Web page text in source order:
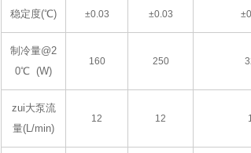
稳定度(℃) ±0.03 ±0.03
制冷量@2
0℃ (W)
160 250
zui大泵流
量(L/min)
12 12